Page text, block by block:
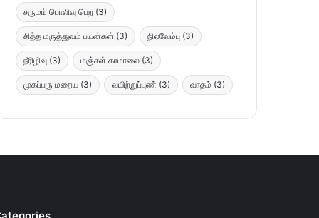
சருமம் பொலிவு பெற (3)
சித்த மருத்துவம் பயன்கள் (3) நிலவேம்பு (3)
நீரிழிவு (3) மஞ்சள் காமாலை (3)
முகப்பரு மறைய (3) வயிற்றுப்புண் (3) வாதம் (3)